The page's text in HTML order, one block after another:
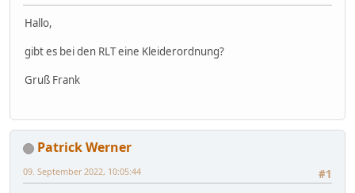
Hallo,
gibt es bei den RLT eine Kleiderordnung?
Gruß Frank
Patrick Werner
#1
09. September 2022, 10:05:44